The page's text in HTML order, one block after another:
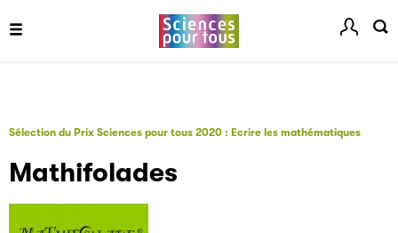
Sélection du Prix Sciences pour tous 2020 : Ecrire les mathématiques
Mathifolades
Le jeu de lecture à voix haute gratuit et ouvert à tous les
enfants de CM1 et de CM2.